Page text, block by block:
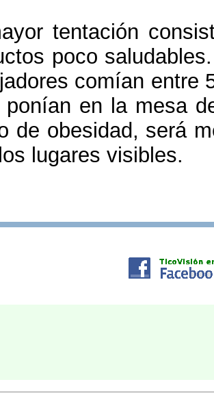
tentación
poco
comían entre
en la mesa
de obesidad, será
lugares visibles.